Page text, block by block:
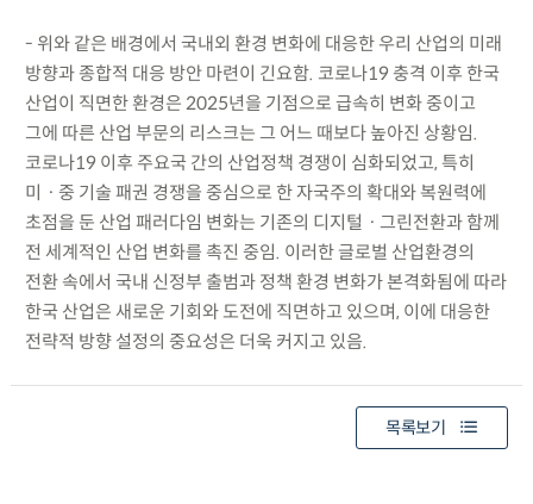
- 위와 같은 배경에서 국내외 환경 변화에 대응한 우리 산업의 미래
방향과 종합적 대응 방안 마련이 긴요함. 코로나19 충격 이후 한국
산업이 직면한 환경은 2025년을 기점으로 급속히 변화 중이고
그에 따른 산업 부문의 리스크는 그 어느 때보다 높아진 상황임.
코로나19 이후 주요국 간의 산업정책 경쟁이 심화되었고, 특히
미ㆍ중 기술 패권 경쟁을 중심으로 한 자국주의 확대와 복원력에
초점을 둔 산업 패러다임 변화는 기존의 디지털ㆍ그린전환과 함께
전 세계적인 산업 변화를 촉진 중임. 이러한 글로벌 산업환경의
전환 속에서 국내 신정부 출범과 정책 환경 변화가 본격화됨에 따라
한국 산업은 새로운 기회와 도전에 직면하고 있으며, 이에 대응한
전략적 방향 설정의 중요성은 더욱 커지고 있음.
목록보기